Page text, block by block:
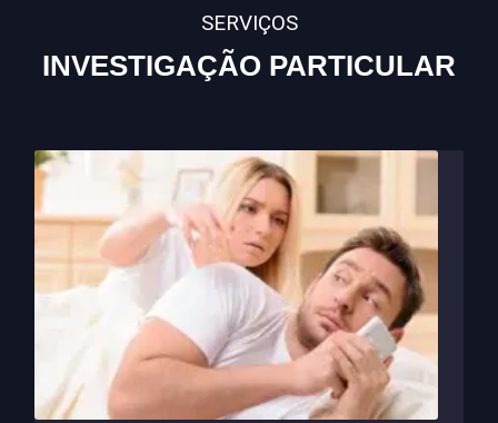
SERVIÇOS
INVESTIGAÇÃO PARTICULAR